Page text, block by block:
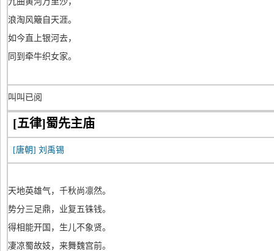
浪淘风簸自天涯。
如今直上银河去，
同到牵牛织女家。
叫叫已阅
[五律]蜀先主庙
[唐朝] 刘禹锡
天地英雄气，千秋尚凛然。
势分三足鼎，业复五铢钱。
得相能开国，生儿不象贤。
凄凉蜀故妓，来舞魏宫前。